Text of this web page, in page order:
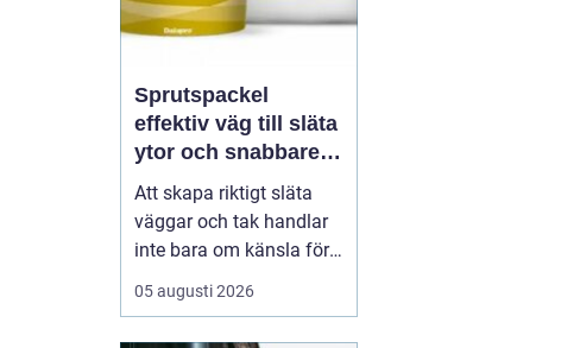
Sprutspackel
effektiv väg till släta
ytor och snabbare
arbete
Att skapa riktigt släta
väggar och tak handlar
inte bara om känsla för
finish. Valet av metod
och material påverkar
05 augusti 2026